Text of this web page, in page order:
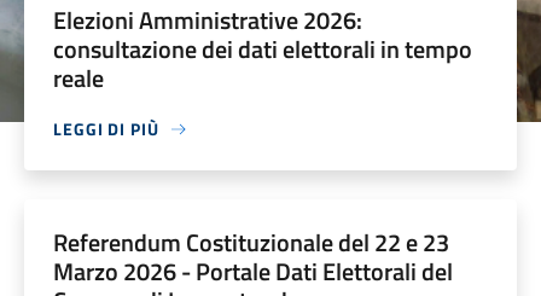
Elezioni Amministrative 2026:
consultazione dei dati elettorali in tempo
reale
LEGGI DI PIÙ
Referendum Costituzionale del 22 e 23
Marzo 2026 - Portale Dati Elettorali del